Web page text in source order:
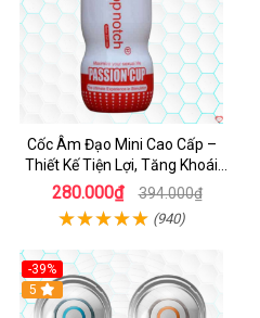
Cốc Âm Đạo Mini Cao Cấp –
Thiết Kế Tiện Lợi, Tăng Khoái
Cảm
280.000₫ 394.000₫
(940)
-39%
Hot
5